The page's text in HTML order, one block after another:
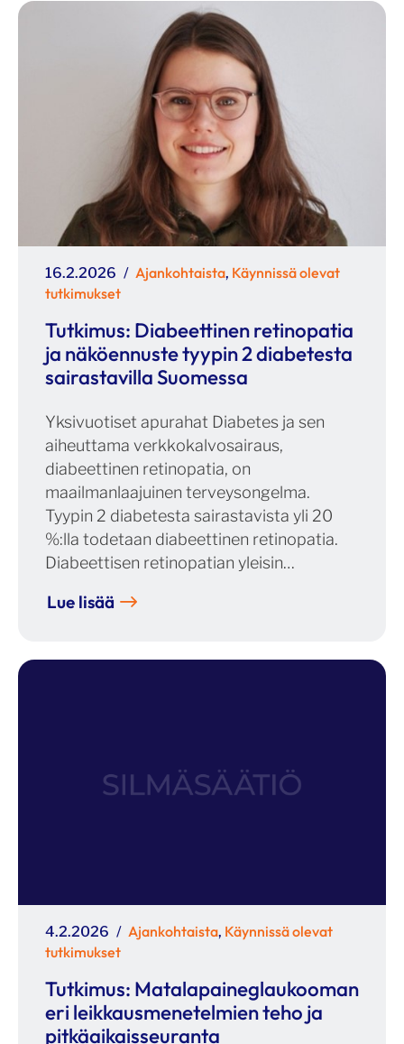
Julkaistu
16.2.2026 Kategoriat
Ajankohtaista, Käynnissä olevat
tutkimukset
Tutkimus: Diabeettinen retinopatia
ja näköennuste tyypin 2 diabetesta
sairastavilla Suomessa
Yksivuotiset apurahat Diabetes ja sen
aiheuttama verkkokalvosairaus,
diabeettinen retinopatia, on
maailmanlaajuinen terveysongelma.
Tyypin 2 diabetesta sairastavista yli 20
%:lla todetaan diabeettinen retinopatia.
Diabeettisen retinopatian yleisin…
Lue lisää
Julkaistu
4.2.2026 Kategoriat
Ajankohtaista, Käynnissä olevat
tutkimukset
Tutkimus: Matalapaineglaukooman
eri leikkausmenetelmien teho ja
pitkäaikaisseuranta